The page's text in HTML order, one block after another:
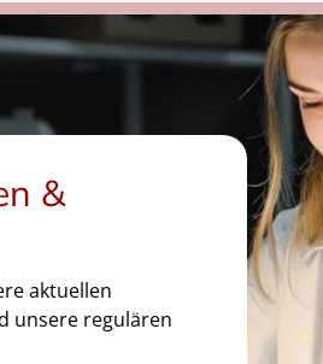
&
aktuellen
unsere regulären